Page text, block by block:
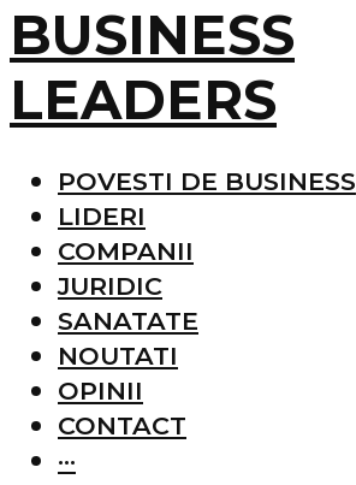
BUSINESS
LEADERS
POVESTI DE BUSINESS
LIDERI
COMPANII
JURIDIC
SANATATE
NOUTATI
OPINII
CONTACT
···